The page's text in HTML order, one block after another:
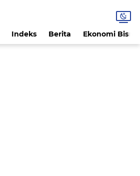
Indeks Berita Ekonomi Bisnis